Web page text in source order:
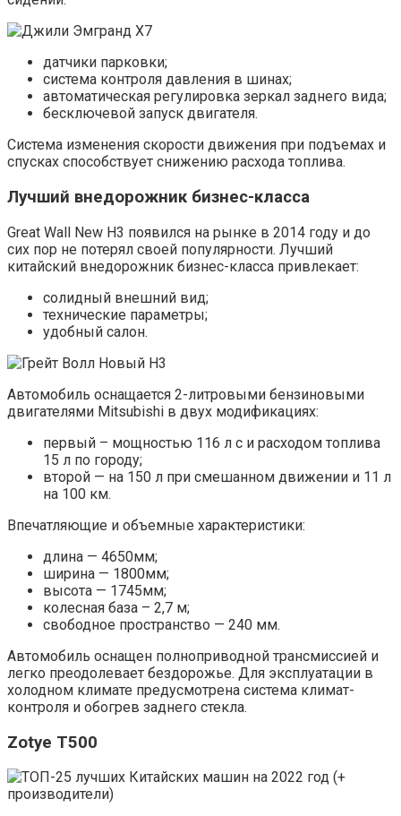
датчики парковки;
система контроля давления в шинах;
автоматическая регулировка зеркал заднего вида;
бесключевой запуск двигателя.
Система изменения скорости движения при подъемах и
спусках способствует снижению расхода топлива.
Лучший внедорожник бизнес-класса
Great Wall New H3 появился на рынке в 2014 году и до
сих пор не потерял своей популярности. Лучший
китайский внедорожник бизнес-класса привлекает:
солидный внешний вид;
технические параметры;
удобный салон.
Автомобиль оснащается 2-литровыми бензиновыми
двигателями Mitsubishi в двух модификациях:
первый – мощностью 116 л с и расходом топлива
15 л по городу;
второй — на 150 л при смешанном движении и 11 л
на 100 км.
Впечатляющие и объемные характеристики:
длина — 4650мм;
ширина — 1800мм;
высота — 1745мм;
колесная база – 2,7 м;
свободное пространство — 240 мм.
Автомобиль оснащен полноприводной трансмиссией и
легко преодолевает бездорожье. Для эксплуатации в
холодном климате предусмотрена система климат-
контроля и обогрев заднего стекла.
Zotye T500